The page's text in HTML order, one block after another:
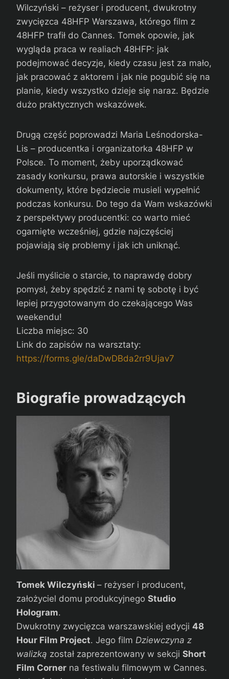
Wilczyński – reżyser i producent, dwukrotny
zwycięzca 48HFP Warszawa, którego film z
48HFP trafił do Cannes. Tomek opowie, jak
wygląda praca w realiach 48HFP: jak
podejmować decyzje, kiedy czasu jest za mało,
jak pracować z aktorem i jak nie pogubić się na
planie, kiedy wszystko dzieje się naraz. Będzie
dużo praktycznych wskazówek.
Drugą część poprowadzi Maria Leśnodorska-
Lis – producentka i organizatorka 48HFP w
Polsce. To moment, żeby uporządkować
zasady konkursu, prawa autorskie i wszystkie
dokumenty, które będziecie musieli wypełnić
podczas konkursu. Do tego da Wam wskazówki
z perspektywy producentki: co warto mieć
ogarnięte wcześniej, gdzie najczęściej
pojawiają się problemy i jak ich uniknąć.
Jeśli myślicie o starcie, to naprawdę dobry
pomysł, żeby spędzić z nami tę sobotę i być
lepiej przygotowanym do czekającego Was
weekendu!
Liczba miejsc: 30
Link do zapisów na warsztaty:
https://forms.gle/daDwDBda2rr9Ujav7
Biografie prowadzących
Tomek Wilczyński – reżyser i producent,
założyciel domu produkcyjnego Studio
Hologram.
Dwukrotny zwycięzca warszawskiej edycji 48
Hour Film Project. Jego film Dziewczyna z
walizką został zaprezentowany w sekcji Short
Film Corner na festiwalu filmowym w Cannes.